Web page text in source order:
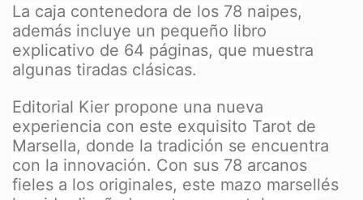
La caja contenedora de los 78 naipes,
además incluye un pequeño libro
explicativo de 64 páginas, que muestra
algunas tiradas clásicas.
Editorial Kier propone una nueva
experiencia con este exquisito Tarot de
Marsella, donde la tradición se encuentra
con la innovación. Con sus 78 arcanos
fieles a los originales, este mazo marsellés